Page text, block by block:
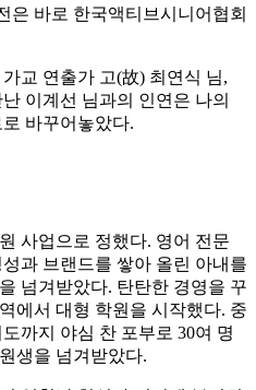
은 바로 한국액티브시니어협회
교 연출가 고(故) 최연식 님,
이계선 님과의 인연은 나의
바꾸어놓았다.
사업으로 정했다. 영어 전문
과 브랜드를 쌓아 올린 아내를
넘겨받았다. 탄탄한 경영을 꾸
에서 대형 학원을 시작했다. 중
까지 야심 찬 포부로 30여 명
생을 넘겨받았다.